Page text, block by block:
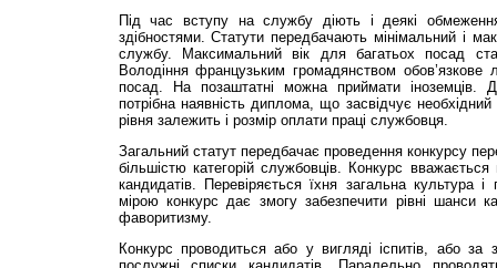
Під час вступу на службу діють і деякі
здібностями. Статути передбачають мінімальний і
службу. Максимальний вік для багатьох посад
Володіння французьким громадянством
посад. На позаштатні можна приймати іноземців.
потрібна наявність диплома, що засвідчує необхідний
рівня залежить і розмір оплати праці службовця.
Загальний статут передбачає проведення конкурсу
більшістю категорій службовців. Конкурс
кандидатів. Перевіряється їхня загальна культура
мірою конкурс дає змогу забезпечити рівні шанси
фаворитизму.
Конкурс проводиться або у вигляді іспитів, або за